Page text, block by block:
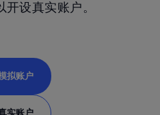
设真实账户。
拟账户
实账户